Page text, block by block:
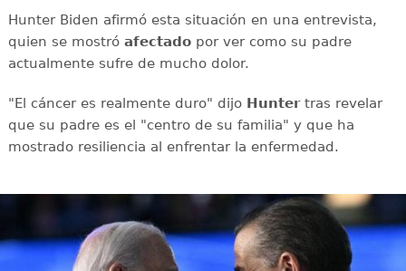
Hunter Biden afirmó esta situación en una entrevista,
quien se mostró afectadopor ver como su padre
actualmente sufre de mucho dolor.
"El cáncer es realmente duro" dijo Huntertras revelar
que su padre es el "centro de su familia" y que ha
mostrado resiliencia al enfrentar la enfermedad.